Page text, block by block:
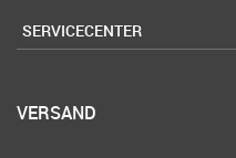
SERVICECENTER
VERSAND